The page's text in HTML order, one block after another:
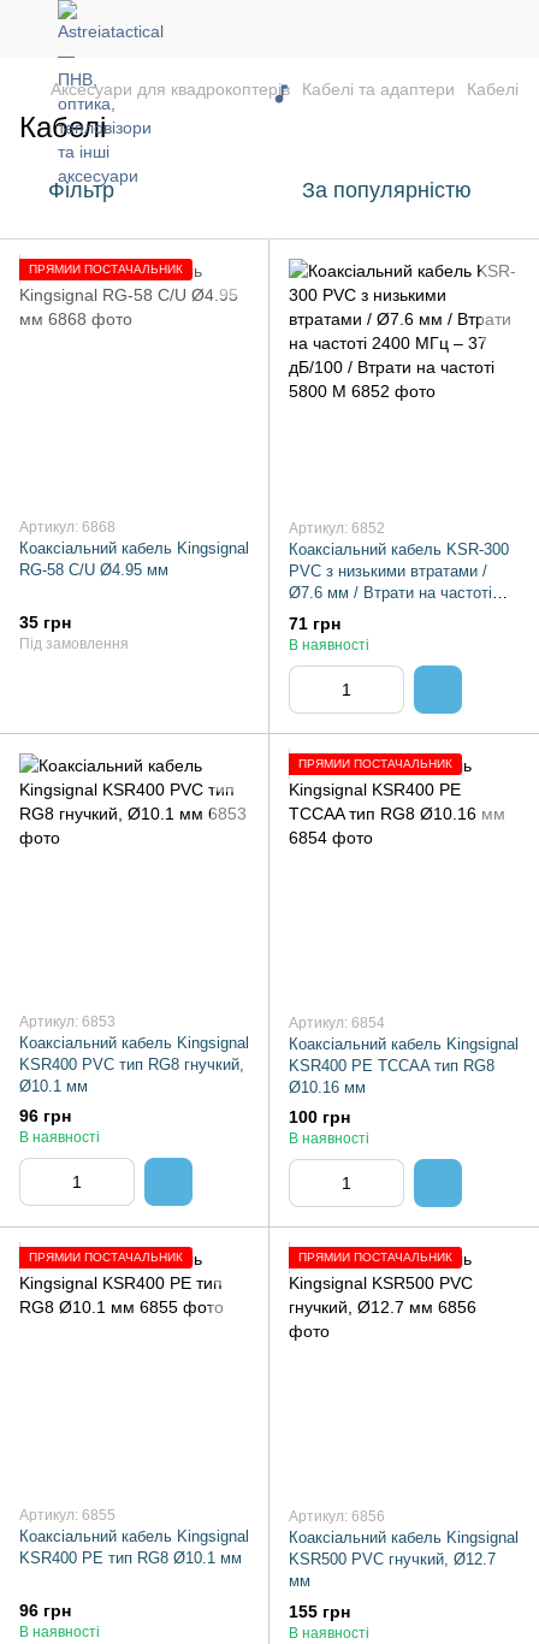
Аксесуари для квадрокоптерів Кабелі та адаптери Кабелі
Кабелі
Фільтр За популярністю
ПРЯМИЙ ПОСТАЧАЛЬНИК
Артикул: 6868
Коаксіальний кабель Kingsignal
RG-58 C/U Ø4.95 мм
35 грн
Під замовлення
Артикул: 6852
Коаксіальний кабель KSR-300
PVC з низькими втратами /
Ø7.6 мм / Втрати на частоті
2400 МГц – 37 дБ/100 / Втрати
на частоті 5800 М
71 грн
В наявності
Артикул: 6853
Коаксіальний кабель Kingsignal
KSR400 PVC тип RG8 гнучкий,
Ø10.1 мм
96 грн
В наявності
ПРЯМИЙ ПОСТАЧАЛЬНИК
Артикул: 6854
Коаксіальний кабель Kingsignal
KSR400 PE TCCAA тип RG8
Ø10.16 мм
100 грн
В наявності
ПРЯМИЙ ПОСТАЧАЛЬНИК
Артикул: 6855
Коаксіальний кабель Kingsignal
KSR400 PE тип RG8 Ø10.1 мм
96 грн
В наявності
ПРЯМИЙ ПОСТАЧАЛЬНИК
Артикул: 6856
Коаксіальний кабель Kingsignal
KSR500 PVC гнучкий, Ø12.7
мм
155 грн
В наявності